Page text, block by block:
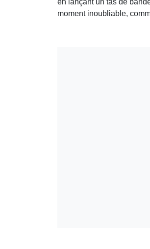
moment inoubliable,